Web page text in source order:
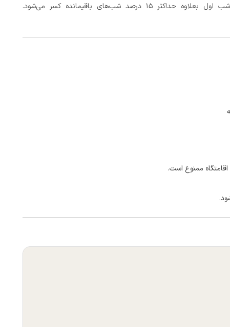
شب‌های باقیمانده کسر می‌شود.
ممنوع است.